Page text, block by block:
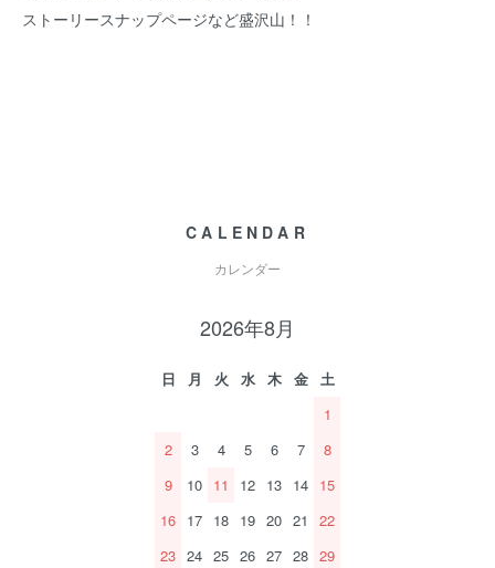
ストーリースナップページなど盛沢山！！
CALENDAR
カレンダー
2026年8月
日 月 火 水 木 金
土
1
2
3 4 5 6 7
8
9
10 11 12 13 14 15
16 17 18 19 20 21
22
23 24 25 26 27 28 29